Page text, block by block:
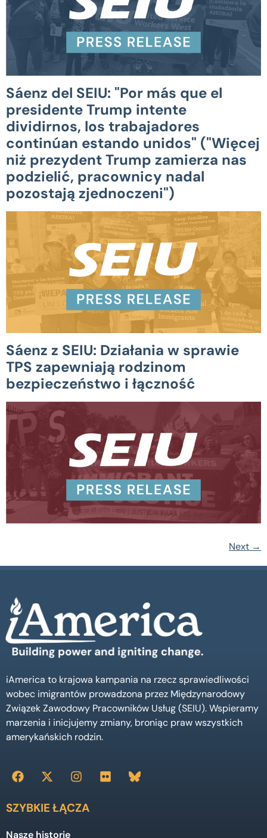
Sáenz del SEIU: "Por más que el
presidente Trump intente
dividirnos, los trabajadores
continúan estando unidos" ("Więcej
niż prezydent Trump zamierza nas
podzielić, pracownicy nadal
pozostają zjednoczeni")
Sáenz z SEIU: Działania w sprawie
TPS zapewniają rodzinom
bezpieczeństwo i łączność
Next →
iAmerica to krajowa kampania na rzecz sprawiedliwości
wobec imigrantów prowadzona przez Międzynarodowy
Związek Zawodowy Pracowników Usług (SEIU). Wspieramy
marzenia i inicjujemy zmiany, broniąc praw wszystkich
amerykańskich rodzin.
SZYBKIE ŁĄCZA
Nasze historie